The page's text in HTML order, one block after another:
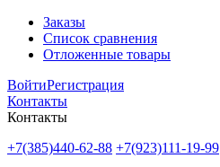
Заказы
Список сравнения
Отложенные товары
ВойтиРегистрация
Контакты
Контакты
+7(385)440-62-88 +7(923)111-19-99